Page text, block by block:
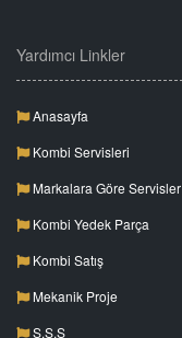
Yardımcı Linkler
Anasayfa
Kombi Servisleri
Markalara Göre Servisler
Kombi Yedek Parça
Kombi Satış
Mekanik Proje
S.S.S